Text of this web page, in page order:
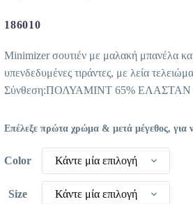
48,95 €.
είναι:
39,16 €.
186010
Minimizer σουτιέν με μαλακή μπανέλα
υπενδεδυμένες τιράντες, με λεία
Σύνθεση:ΠΟΛΥΑΜΙΝΤ 65%
Επέλεξε πρώτα χρώμα & μετά μέγεθος, για
Color Κάντε μία επιλογή
Size Κάντε μία επιλογή